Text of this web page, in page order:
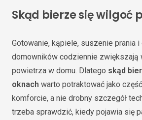
Skąd bierze się wilgoć
Gotowanie, kąpiele, suszenie prania i
domowników codziennie zwiększają
powietrza w domu. Dlatego skąd
oknach warto potraktować jako
komforcie, a nie drobny szczegół
trzeba sprawdzić, kiedy pojawia się